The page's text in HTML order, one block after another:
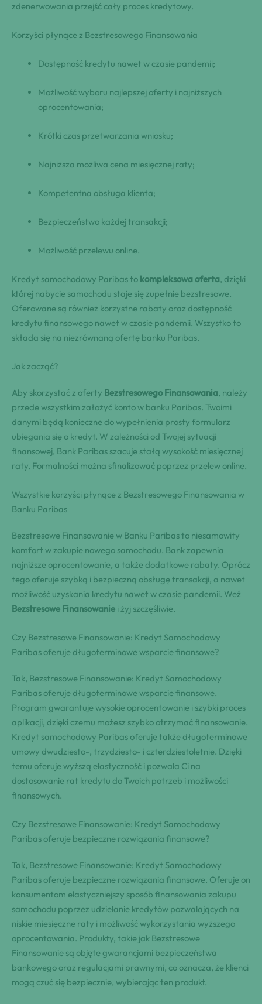
zdenerwowania przejść cały proces kredytowy.
Korzyści płynące z Bezstresowego Finansowania
Dostępność kredytu nawet w czasie pandemii;
Możliwość wyboru najlepszej oferty i najniższych
oprocentowania;
Krótki czas przetwarzania wniosku;
Najniższa możliwa cena miesięcznej raty;
Kompetentna obsługa klienta;
Bezpieczeństwo każdej transakcji;
Możliwość przelewu online.
Kredyt samochodowy Paribas to kompleksowa oferta, dzięki
której nabycie samochodu staje się zupełnie bezstresowe.
Oferowane są również korzystne rabaty oraz dostępność
kredytu finansowego nawet w czasie pandemii. Wszystko to
składa się na niezrównaną ofertę banku Paribas.
Jak zacząć?
Aby skorzystać z oferty Bezstresowego Finansowania, należy
przede wszystkim założyć konto w banku Paribas. Twoimi
danymi będą konieczne do wypełnienia prosty formularz
ubiegania się o kredyt. W zależności od Twojej sytuacji
finansowej, Bank Paribas szacuje stałą wysokość miesięcznej
raty. Formalności można sfinalizować poprzez przelew online.
Wszystkie korzyści płynące z Bezstresowego Finansowania w
Banku Paribas
Bezstresowe Finansowanie w Banku Paribas to niesamowity
komfort w zakupie nowego samochodu. Bank zapewnia
najniższe oprocentowanie, a także dodatkowe rabaty. Oprócz
tego oferuje szybką i bezpieczną obsługę transakcji, a nawet
możliwość uzyskania kredytu nawet w czasie pandemii. Weź
Bezstresowe Finansowanie i żyj szczęśliwie.
Czy Bezstresowe Finansowanie: Kredyt Samochodowy
Paribas oferuje długoterminowe wsparcie finansowe?
Tak, Bezstresowe Finansowanie: Kredyt Samochodowy
Paribas oferuje długoterminowe wsparcie finansowe.
Program gwarantuje wysokie oprocentowanie i szybki proces
aplikacji, dzięki czemu możesz szybko otrzymać finansowanie.
Kredyt samochodowy Paribas oferuje także długoterminowe
umowy dwudziesto-, trzydziesto- i czterdziestoletnie. Dzięki
temu oferuje wyższą elastyczność i pozwala Ci na
dostosowanie rat kredytu do Twoich potrzeb i możliwości
finansowych.
Czy Bezstresowe Finansowanie: Kredyt Samochodowy
Paribas oferuje bezpieczne rozwiązania finansowe?
Tak, Bezstresowe Finansowanie: Kredyt Samochodowy
Paribas oferuje bezpieczne rozwiązania finansowe. Oferuje on
konsumentom elastyczniejszy sposób finansowania zakupu
samochodu poprzez udzielanie kredytów pozwalających na
niskie miesięczne raty i możliwość wykorzystania wyższego
oprocentowania. Produkty, takie jak Bezstresowe
Finansowanie są objęte gwarancjami bezpieczeństwa
bankowego oraz regulacjami prawnymi, co oznacza, że klienci
mogą czuć się bezpiecznie, wybierając ten produkt.